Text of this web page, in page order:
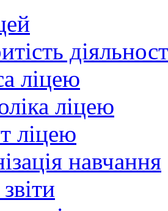
ліцею
ліцею
ліцею
навчання